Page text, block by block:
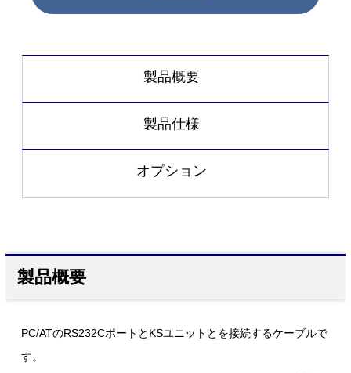
製品概要
製品仕様
オプション
製品概要
PC/ATのRS232CポートとKSユニットとを接続するケーブルで
す。